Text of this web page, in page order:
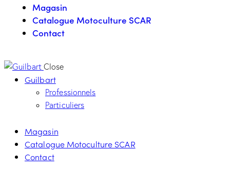
Magasin
Catalogue Motoculture SCAR
Contact
Close
Guilbart
Professionnels
Particuliers
Magasin
Catalogue Motoculture SCAR
Contact